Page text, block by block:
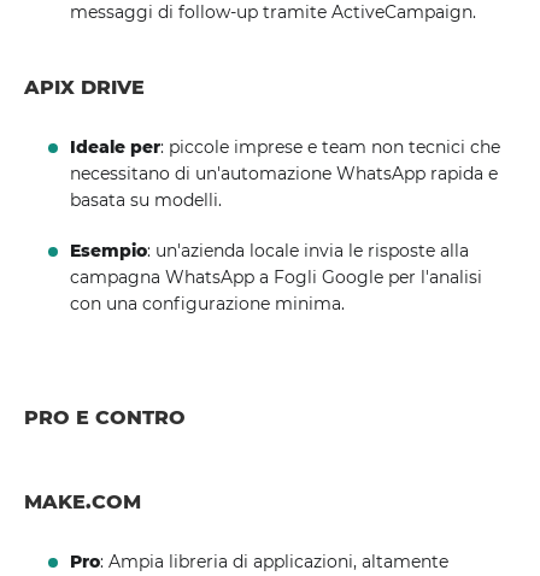
messaggi di follow-up tramite ActiveCampaign.
APIX DRIVE
Ideale per: piccole imprese e team non tecnici che
necessitano di un'automazione WhatsApp rapida e
basata su modelli.
Esempio: un'azienda locale invia le risposte alla
campagna WhatsApp a Fogli Google per l'analisi
con una configurazione minima.
PRO E CONTRO
MAKE.COM
Pro: Ampia libreria di applicazioni, altamente